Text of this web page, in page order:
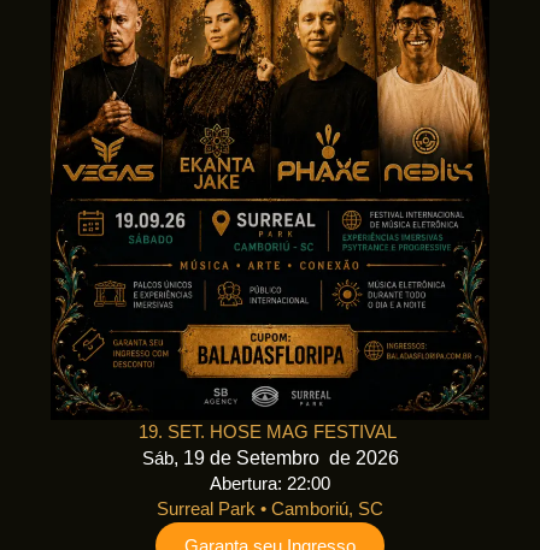
19. SET. HOSE MAG FESTIVAL
Sáb, 19 de Setembro de 2026
Abertura: 22:00
Surreal Park • Camboriú, SC